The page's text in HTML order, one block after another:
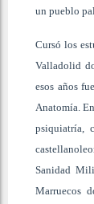
un pueblo
Cursó los
Valladolid
esos años
Anatomía.
psiquiatría,
Sanidad
Marruecos